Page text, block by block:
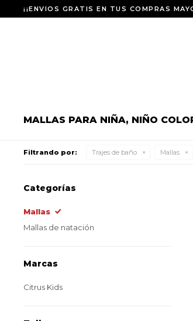
¡¡ENVIOS GRATIS EN TUS COMPRAS
MALLAS PARA NIÑA, NIÑO
Filtrando por: Trajes de baño Mallas
Categorías
Mallas
Mallas de natación
Marcas
Citrus Kids